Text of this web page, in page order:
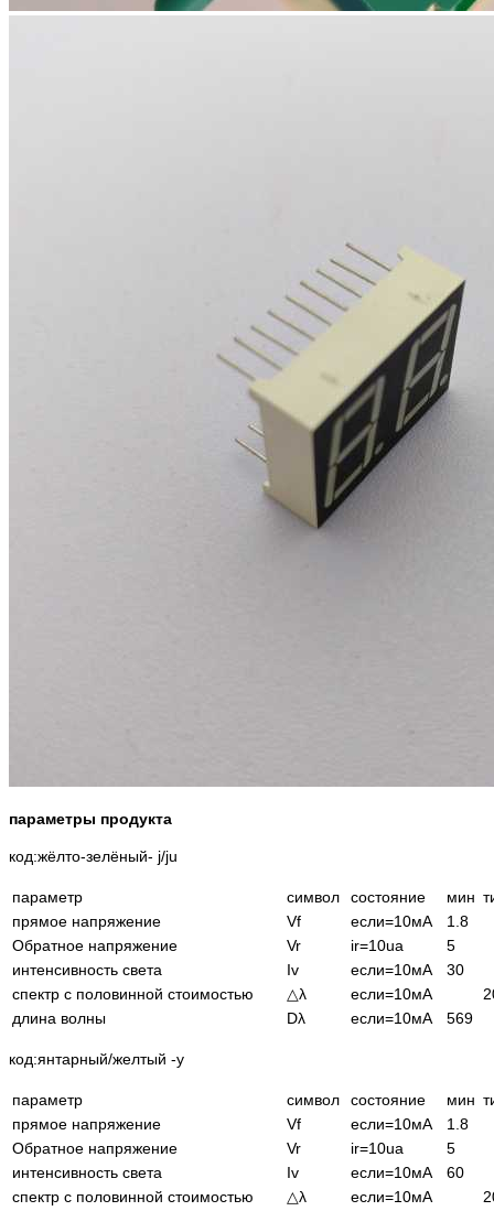
параметры продукта
код:жёлто-зелёный- j/ju
параметр символ состояние мин
прямое напряжение
Vf если=10мА
1.8
Обратное напряжение
Vr ir=10ua
5
интенсивность света
Iv если=10мА
30
спектр с половинной стоимостью
△λ если=10мА
длина волны
Dλ если=10мА 569
код:янтарный/желтый -y
параметр символ состояние мин
прямое напряжение
Vf если=10мА
1.8
Обратное напряжение
Vr ir=10ua
5
интенсивность света
Iv если=10мА
60
спектр с половинной стоимостью
△λ если=10мА